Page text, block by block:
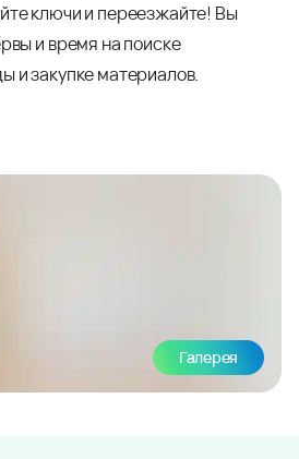
ключи и переезжайте! Вы
и время на поиске
и закупке материалов.
Галерея